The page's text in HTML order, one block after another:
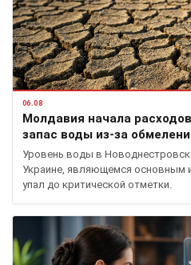
06.08
Молдавия начала
запас воды из-за
Уровень воды в
Украине, являющемся основным
упал до критической отметки.